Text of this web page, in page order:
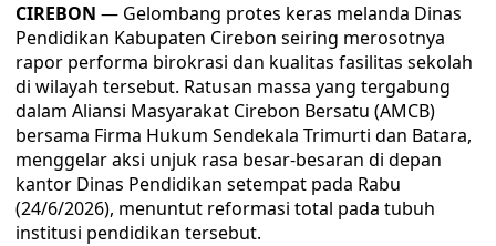
CIREBON — Gelombang protes keras melanda Dinas
Pendidikan Kabupaten Cirebon seiring merosotnya
rapor performa birokrasi dan kualitas fasilitas sekolah
di wilayah tersebut. Ratusan massa yang tergabung
dalam Aliansi Masyarakat Cirebon Bersatu (AMCB)
bersama Firma Hukum Sendekala Trimurti dan Batara,
menggelar aksi unjuk rasa besar-besaran di depan
kantor Dinas Pendidikan setempat pada Rabu
(24/6/2026), menuntut reformasi total pada tubuh
institusi pendidikan tersebut.